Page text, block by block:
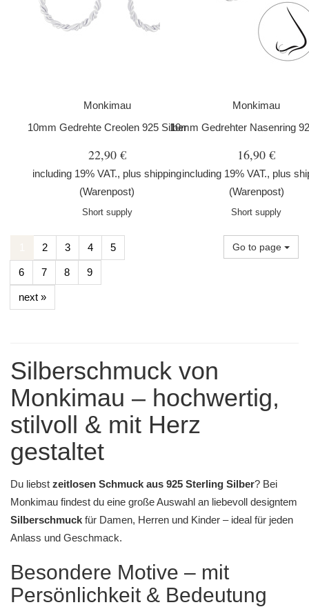
Monkimau
10mm Gedrehte Creolen 925 Silber
22,90 €
including 19% VAT., plus shipping
(Warenpost)
Short supply
Monkimau
10mm Gedrehter Nasenring
16,90 €
including 19% VAT., plus
(Warenpost)
Short supply
2 3 4 5
6 7 8 9
next »
Go to page
Silberschmuck von
Monkimau – hochwertig,
stilvoll & mit Herz
gestaltet
Du liebst zeitlosen Schmuck aus 925 Sterling Silber? Bei
Monkimau findest du eine große Auswahl an liebevoll designtem
Silberschmuck für Damen, Herren und Kinder – ideal für jeden
Anlass und Geschmack.
Besondere Motive – mit
Persönlichkeit & Bedeutung